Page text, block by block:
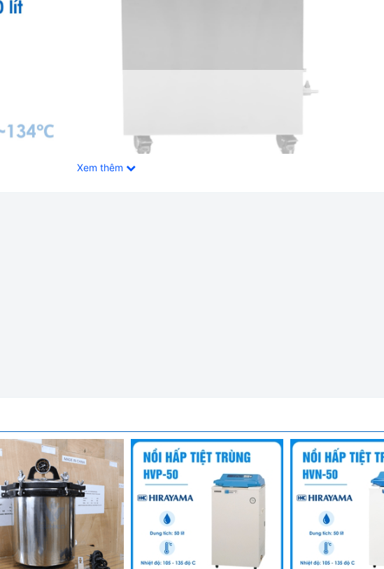
bảo vệ quá nhiệt; tự xả khi quá áp; bảo vệ mực nước thấp; chống đốt khô
hơi sau khi kết thúc tiệt trùng
Xem thêm